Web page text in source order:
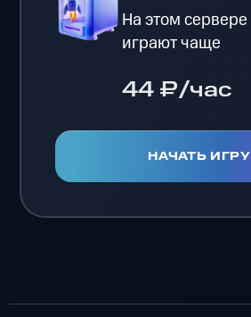
На этом сервере
играют чаще
44 ₽/час
НАЧАТЬ ИГРУ